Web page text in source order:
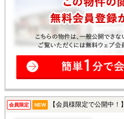
会員限定 NEW 【会員様限定で公開中！】